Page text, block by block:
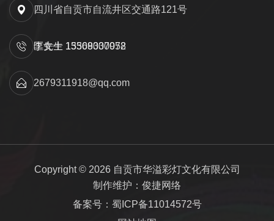
四川省自贡市自流井区交通路121号
匡先生 15309000052
李女士 13568337978
2679311918@qq.com
Copyright © 2026 自贡市华溢彩灯文化有限公司
制作维护：俊捷网络
备案号：蜀ICP备11014572号